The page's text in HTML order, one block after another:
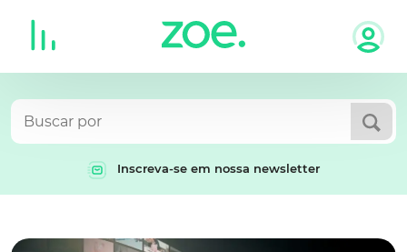
content
Inscreva-se em nossa newsletter